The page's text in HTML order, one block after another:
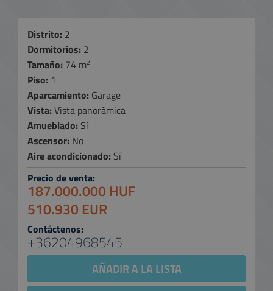
Distrito: 2
Dormitorios: 2
Tamaño: 74 m2
Piso: 1
Aparcamiento: Garage
Vista: Vista panorámica
Amueblado: Sí
Ascensor: No
Aire acondicionado: Sí
Precio de venta:
187.000.000 HUF
510.930 EUR
Contáctenos:
+36204968545
AÑADIR A LA LISTA